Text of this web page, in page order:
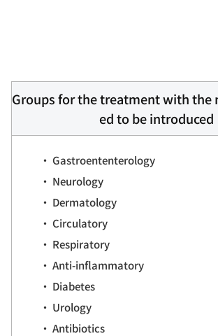
Groups for the treatment with the
ed to be introduced
• Gastroententerology
• Neurology
• Dermatology
• Circulatory
• Respiratory
• Anti-inflammatory
• Diabetes
• Urology
• Antibiotics